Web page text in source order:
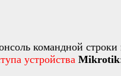
командной
устройства Mikrotik